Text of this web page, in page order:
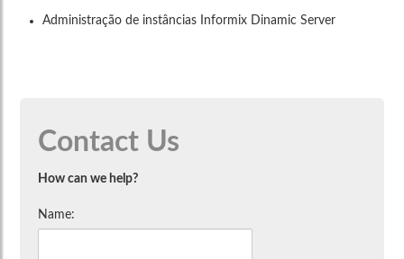
Administração de instâncias Informix Dinamic Server
Contact Us
How can we help?
Name: